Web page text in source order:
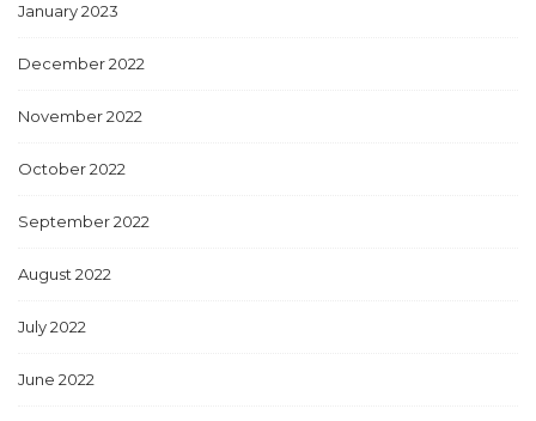
January 2023
December 2022
November 2022
October 2022
September 2022
August 2022
July 2022
June 2022